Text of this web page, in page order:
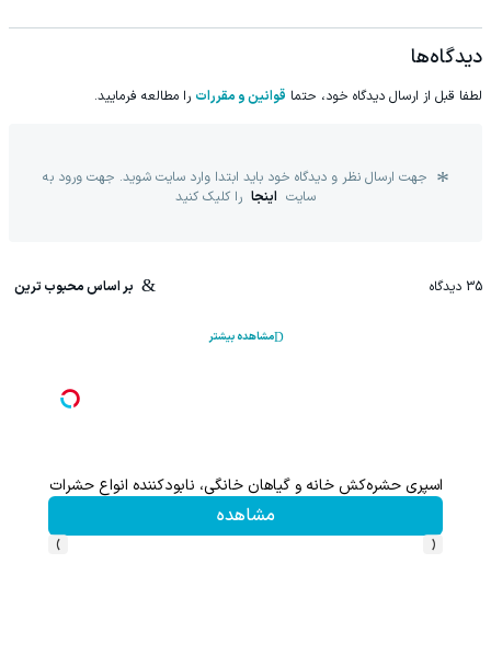
دیدگاه‌ها
لطفا قبل از ارسال دیدگاه خود، حتما قوانین و مقررات را مطالعه فرمایید.
جهت ارسال نظر و دیدگاه خود باید ابتدا وارد سایت شوید. جهت ورود به
سایت اینجا را کلیک کنید
35 دیدگاه بر اساس محبوب ترین
مشاهده بیشتر
اسپری حشره‌کش خانه و گیاهان خانگی، نابودکننده انواع حشرات خانگی
مشاهده
‹
›